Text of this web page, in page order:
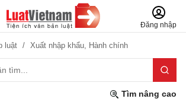
Đăng nhập
luật Xuất nhập khẩu, Hành chính
Tìm nâng cao